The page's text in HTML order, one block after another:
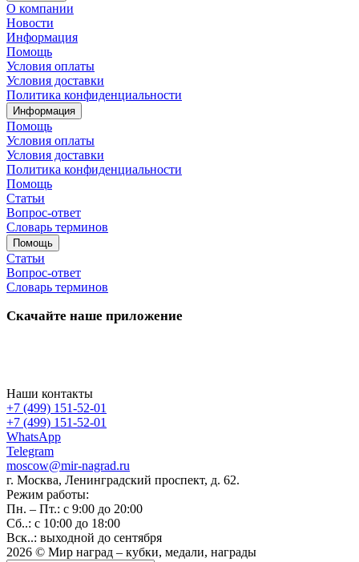
О компании
Новости
Информация
Помощь
Условия оплаты
Условия доставки
Политика конфиденциальности
Информация
Помощь
Условия оплаты
Условия доставки
Политика конфиденциальности
Помощь
Статьи
Вопрос-ответ
Словарь терминов
Помощь
Статьи
Вопрос-ответ
Словарь терминов
Скачайте наше приложение
Наши контакты
+7 (499) 151-52-01
+7 (499) 151-52-01
WhatsApp
Telegram
moscow@mir-nagrad.ru
г. Москва, Ленинградский проспект, д. 62.
Режим работы:
Пн. – Пт.: с 9:00 до 20:00
Сб..: с 10:00 до 18:00
Вск..: выходной до сентября
2026 © Мир наград – кубки, медали, награды